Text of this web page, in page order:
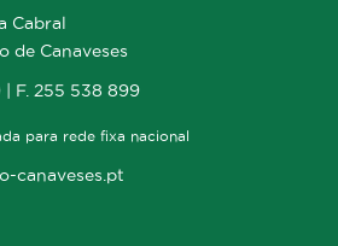
Cabral
de Canaveses
F. 255 538 899
para rede fixa nacional
canaveses.pt